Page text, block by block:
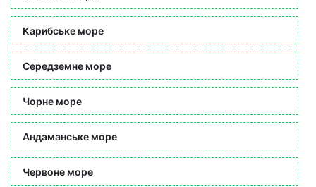
Карибське море
Середземне море
Чорне море
Андаманське море
Червоне море